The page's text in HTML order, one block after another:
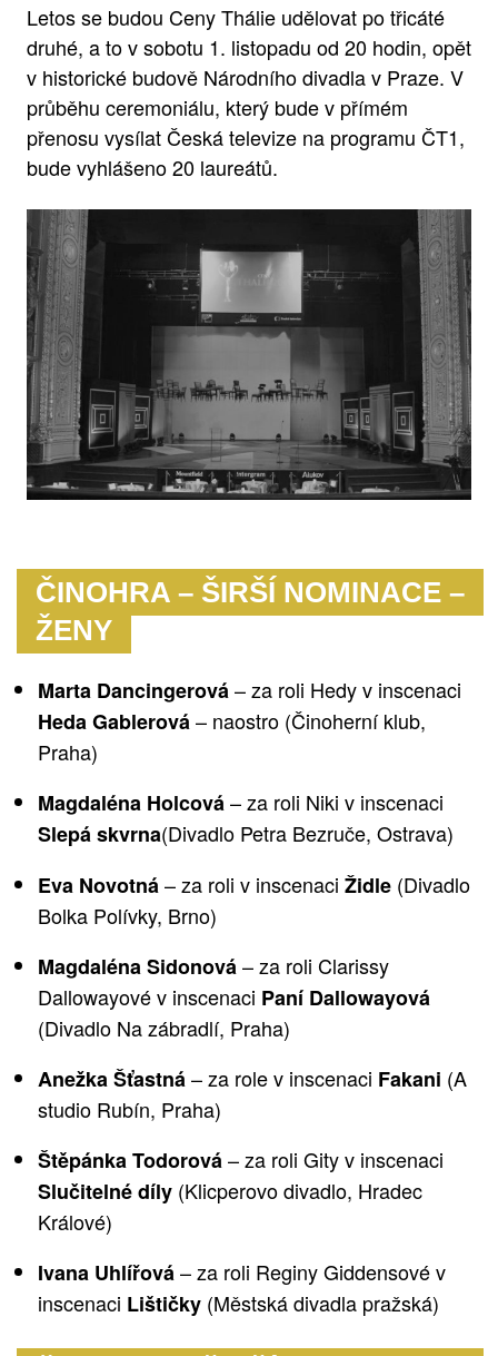
Letos se budou Ceny Thálie udělovat po třicáté
druhé, a to v sobotu 1. listopadu od 20 hodin, opět
v historické budově Národního divadla v Praze. V
průběhu ceremoniálu, který bude v přímém
přenosu vysílat Česká televize na programu ČT1,
bude vyhlášeno 20 laureátů.
ČINOHRA – ŠIRŠÍ NOMINACE –
ŽENY
Marta Dancingerová– za roli Hedy v inscenaci
Heda Gablerová– naostro (Činoherní klub,
Praha)
Magdaléna Holcová– za roli Niki v inscenaci
Slepá skvrna(Divadlo Petra Bezruče, Ostrava)
Eva Novotná– za roli v inscenaci Židle (Divadlo
Bolka Polívky, Brno)
Magdaléna Sidonová– za roli Clarissy
Dallowayové v inscenaci Paní Dallowayová
(Divadlo Na zábradlí, Praha)
Anežka Šťastná– za role v inscenaci Fakani (A
studio Rubín, Praha)
Štěpánka Todorová– za roli Gity v inscenaci
Slučitelné díly (Klicperovo divadlo, Hradec
Králové)
Ivana Uhlířová– za roli Reginy Giddensové v
inscenaci Lištičky (Městská divadla pražská)